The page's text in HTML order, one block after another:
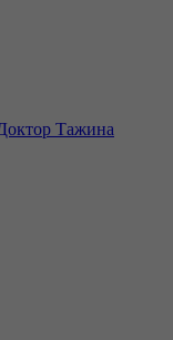
Тажина